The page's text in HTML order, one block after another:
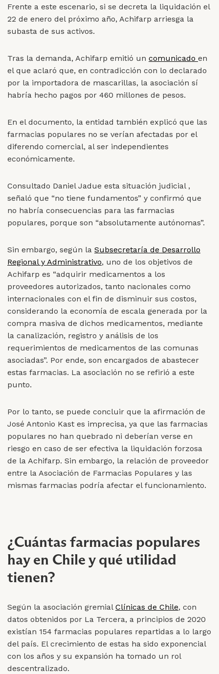
Frente a este escenario, si se decreta la liquidación el
22 de enero del próximo año, Achifarp arriesga la
subasta de sus activos.
Tras la demanda, Achifarp emitió un comunicado en
el que aclaró que, en contradicción con lo declarado
por la importadora de mascarillas, la asociación sí
habría hecho pagos por 460 millones de pesos.
En el documento, la entidad también explicó que las
farmacias populares no se verían afectadas por el
diferendo comercial, al ser independientes
económicamente.
Consultado Daniel Jadue esta situación judicial ,
señaló que “no tiene fundamentos” y confirmó que
no habría consecuencias para las farmacias
populares, porque son “absolutamente autónomas”.
Sin embargo, según la Subsecretaría de Desarrollo
Regional y Administrativo, uno de los objetivos de
Achifarp es “adquirir medicamentos a los
proveedores autorizados, tanto nacionales como
internacionales con el fin de disminuir sus costos,
considerando la economía de escala generada por la
compra masiva de dichos medicamentos, mediante
la canalización, registro y análisis de los
requerimientos de medicamentos de las comunas
asociadas”. Por ende, son encargados de abastecer
estas farmacias. La asociación no se refirió a este
punto.
Por lo tanto, se puede concluir que la afirmación de
José Antonio Kast es imprecisa, ya que las farmacias
populares no han quebrado ni deberían verse en
riesgo en caso de ser efectiva la liquidación forzosa
de la Achifarp. Sin embargo, la relación de proveedor
entre la Asociación de Farmacias Populares y las
mismas farmacias podría afectar el funcionamiento.
¿Cuántas farmacias populares
hay en Chile y qué utilidad
tienen?
Según la asociación gremial Clínicas de Chile, con
datos obtenidos por La Tercera, a principios de 2020
existían 154 farmacias populares repartidas a lo largo
del país. El crecimiento de estas ha sido exponencial
con los años y su expansión ha tomado un rol
descentralizado.